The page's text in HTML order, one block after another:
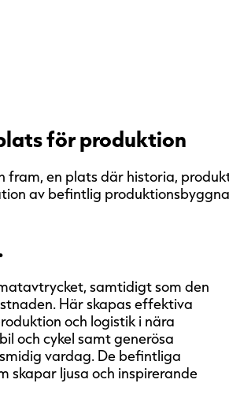
för produktion
fram, en plats där historia,
av befintlig
samtidigt som den
Här skapas effektiva
och logistik i nära
och cykel samt generösa
vardag. De befintliga
skapar ljusa och inspirerande